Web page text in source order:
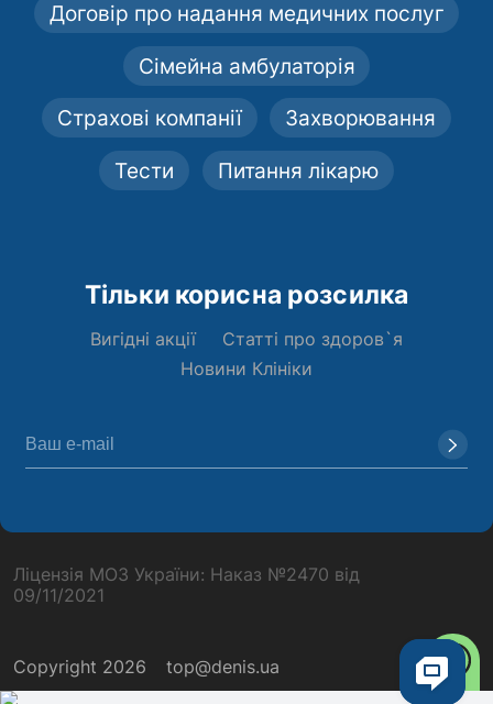
Договір про надання медичних послуг
Сімейна амбулаторія
Страхові компанії Захворювання
Тести Питання лікарю
Тільки корисна розсилка
Вигідні акції
Статті про здоров`я
Новини Клініки
Copyright 2026 top@denis.ua
Ліцензія МОЗ України: Наказ №2470 від
09/11/2021